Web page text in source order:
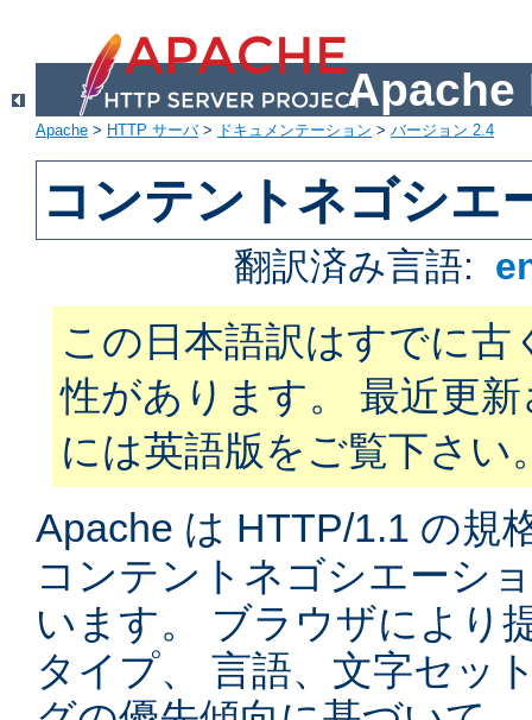
Apache
Apache > HTTP サーバ> ドキュメンテーション > バージョン 2.4
コンテントネゴシエ
翻訳済み言語:
この日本語訳はすでに古
性があります。 最近更
には英語版をご覧下さい
Apache は HTTP/1.1 の規
コンテントネゴシエーシ
います。 ブラウザにより
タイプ、 言語、文字セッ